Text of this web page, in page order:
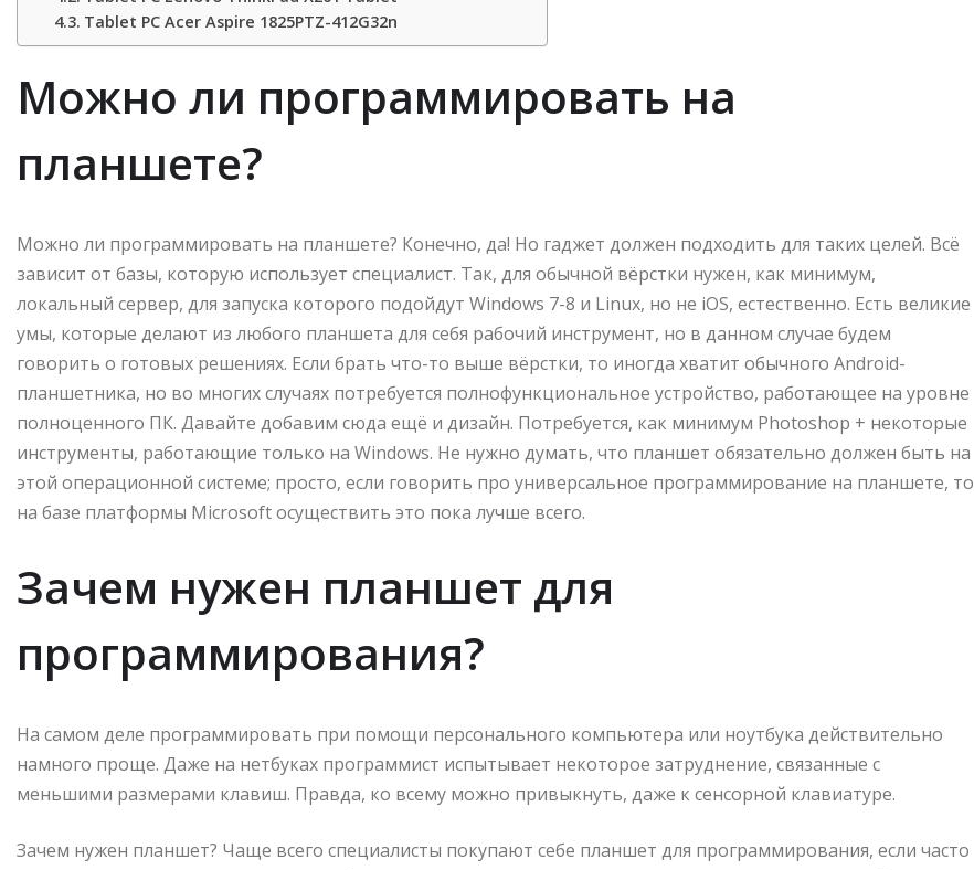
Tablet PC Acer Aspire 1825PTZ-412G32n
Можно ли программировать на
планшете?
Можно ли программировать на планшете? Конечно, да! Но гаджет должен подходить для таких целей. Всё
зависит от базы, которую использует специалист. Так, для обычной вёрстки нужен, как минимум,
локальный сервер, для запуска которого подойдут Windows 7-8 и Linux, но не iOS, естественно. Есть великие
умы, которые делают из любого планшета для себя рабочий инструмент, но в данном случае будем
говорить о готовых решениях. Если брать что-то выше вёрстки, то иногда хватит обычного Android-
планшетника, но во многих случаях потребуется полнофункциональное устройство, работающее на уровне
полноценного ПК. Давайте добавим сюда ещё и дизайн. Потребуется, как минимум Photoshop + некоторые
инструменты, работающие только на Windows. Не нужно думать, что планшет обязательно должен быть на
этой операционной системе; просто, если говорить про универсальное программирование на планшете, то
на базе платформы Microsoft осуществить это пока лучше всего.
Зачем нужен планшет для
программирования?
На самом деле программировать при помощи персонального компьютера или ноутбука действительно
намного проще. Даже на нетбуках программист испытывает некоторое затруднение, связанные с
меньшими размерами клавиш. Правда, ко всему можно привыкнуть, даже к сенсорной клавиатуре.
Зачем нужен планшет? Чаще всего специалисты покупают себе планшет для программирования, если часто